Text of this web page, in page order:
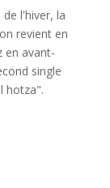
l'hiver, la
revient en
en avant-
single
hotza".